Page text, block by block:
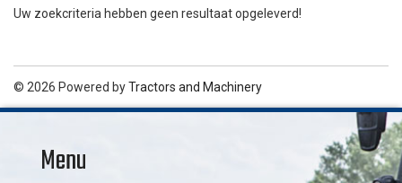
Uw zoekcriteria hebben geen resultaat opgeleverd!
© 2026 Powered byTractors and Machinery
Menu